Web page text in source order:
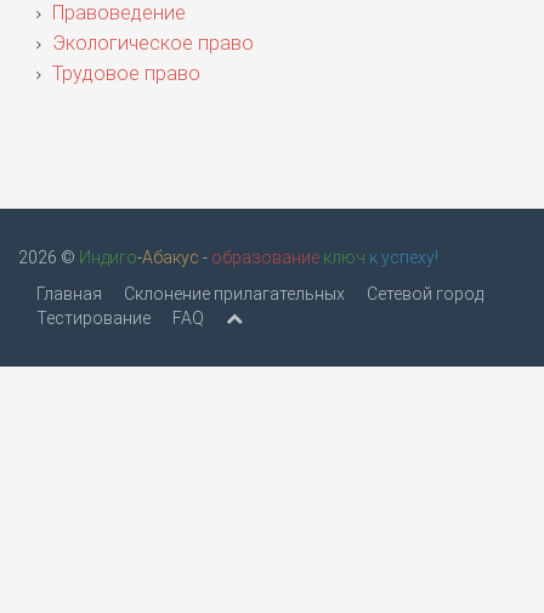
Правоведение
Экологическое право
Трудовое право
2026 © Индиго-Абакус - образование ключ к успеху!
Главная
Склонение прилагательных
Сетевой город
Тестирование
FAQ